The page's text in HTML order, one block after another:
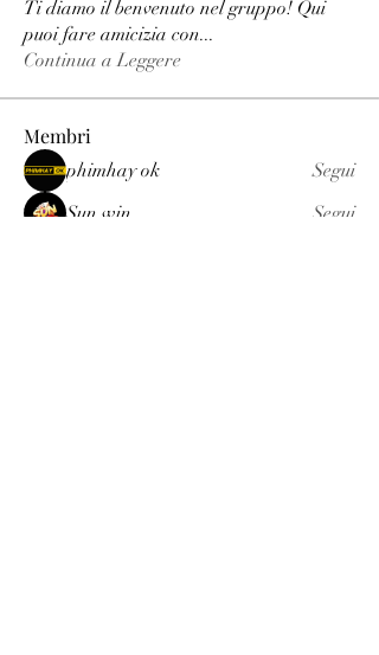
Ti diamo il benvenuto nel gruppo! Qui
puoi fare amicizia con...
Continua a Leggere
Membri
phimhay ok
Segui
Sun win
Segui